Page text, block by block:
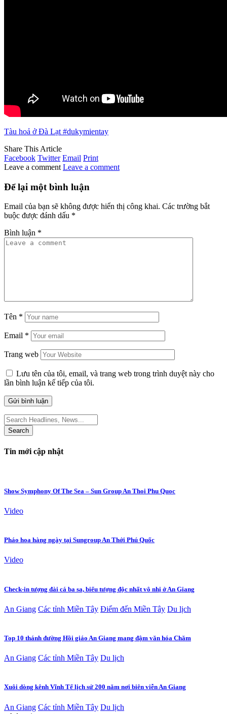
Tàu hoả ở Đà Lạt #dukymientay
Share This Article
Facebook Twitter Email Print
Leave a comment Leave a comment
Để lại một bình luận
Email của bạn sẽ không được hiển thị công khai. Các trường bắt
buộc được đánh dấu *
Bình luận *
Tên *
Email *
Trang web
Lưu tên của tôi, email, và trang web trong trình duyệt này cho
lần bình luận kế tiếp của tôi.
Search
for:
Tin mới cập nhật
Show Symphony Of The Sea – Sun Group An Thoi Phu Quoc
Video
Pháo hoa hàng ngày tại Sungroup An Thới Phú Quốc
Video
Check-in tượng đài cá ba sa, biểu tượng độc nhất vô nhị ở An Giang
An Giang Các tỉnh Miền Tây Điểm đến Miền Tây Du lịch
Top 10 thánh đường Hồi giáo An Giang mang đậm văn hóa Chăm
An Giang Các tỉnh Miền Tây Du lịch
Xuôi dòng kênh Vĩnh Tế lịch sử 200 năm nơi biên viễn An Giang
An Giang Các tỉnh Miền Tây Du lịch